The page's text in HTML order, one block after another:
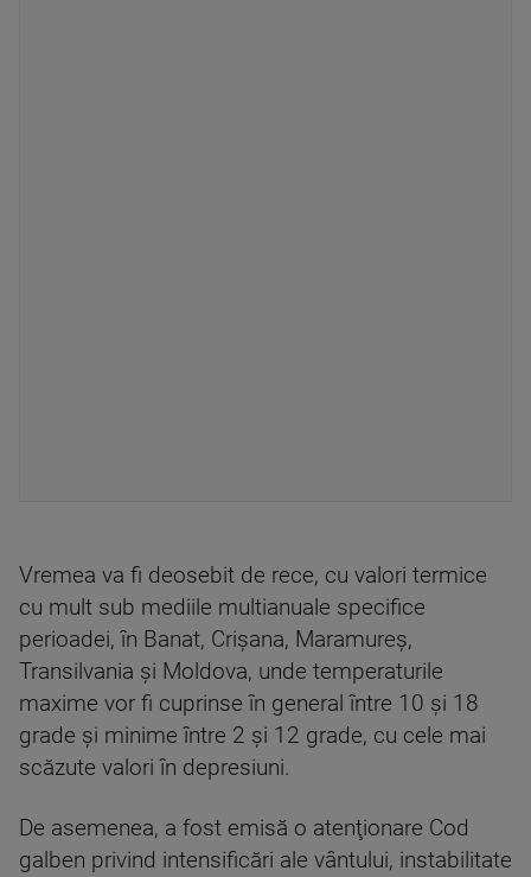
Vremea va fi deosebit de rece, cu valori termice
cu mult sub mediile multianuale specifice
perioadei, în Banat, Crişana, Maramureş,
Transilvania şi Moldova, unde temperaturile
maxime vor fi cuprinse în general între 10 şi 18
grade şi minime între 2 şi 12 grade, cu cele mai
scăzute valori în depresiuni.
De asemenea, a fost emisă o atenţionare Cod
galben privind intensificări ale vântului, instabilitate